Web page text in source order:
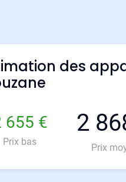
des
655 €
Prix bas
2
Prix